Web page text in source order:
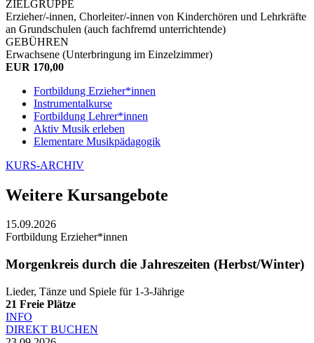
ZIELGRUPPE
Erzieher/-innen, Chorleiter/-innen von Kinderchören und Lehrkräfte
an Grundschulen (auch fachfremd unterrichtende)
GEBÜHREN
Erwachsene (Unterbringung im Einzelzimmer)
EUR 170,00
Fortbildung Erzieher*innen
Instrumentalkurse
Fortbildung Lehrer*innen
Aktiv Musik erleben
Elementare Musikpädagogik
KURS-ARCHIV
Weitere Kursangebote
15.09.2026
Fortbildung Erzieher*innen
Morgenkreis durch die Jahreszeiten (Herbst/Winter)
Lieder, Tänze und Spiele für 1-3-Jährige
21 Freie Plätze
INFO
DIREKT BUCHEN